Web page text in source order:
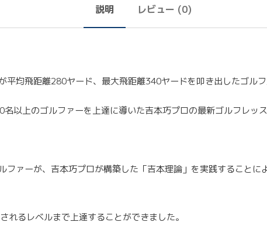
説明 レビュー (0)
平均飛距離280ヤード、最大飛距離340ヤードを叩き出したゴル
以上のゴルファーを上達に導いた吉本巧プロの最新ゴルフレッ
ファーが、吉本巧プロが構築した「吉本理論」を実践すること
れるレベルまで上達することができました。